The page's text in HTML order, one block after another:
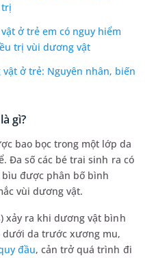
ở trẻ em có nguy hiểm
trị vùi dương vật
ở trẻ: Nguyên nhân, biến
gì?
bao bọc trong một lớp da
Đa số các bé trai sinh ra có
được phân bố bình
vùi dương vật.
xảy ra khi dương vật bình
dưới da trước xương mu,
đầu, cản trở quá trình đi